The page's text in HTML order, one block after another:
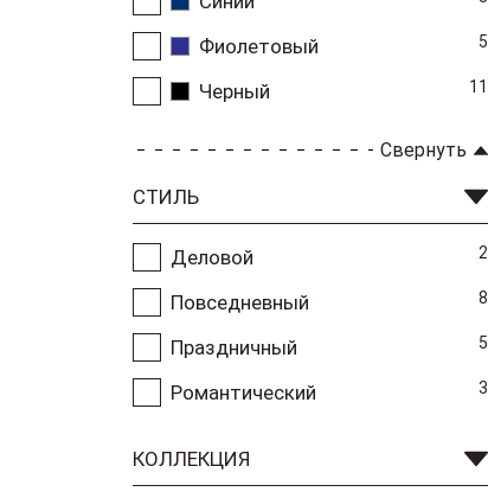
Фиолетовый 5
Черный 11
Свернуть
СТИЛЬ
Деловой 2
Повседневный 8
Праздничный 5
Романтический 3
КОЛЛЕКЦИЯ